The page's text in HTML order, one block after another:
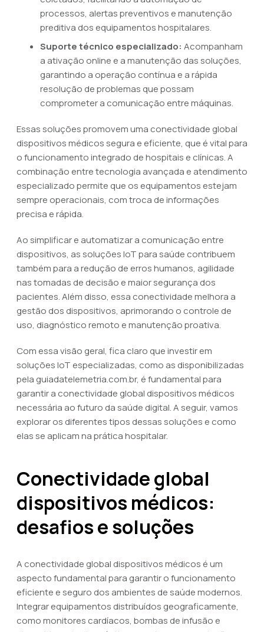
processos, alertas preventivos e manutenção
preditiva dos equipamentos hospitalares.
Suporte técnico especializado: Acompanham
a ativação online e a manutenção das soluções,
garantindo a operação contínua e a rápida
resolução de problemas que possam
comprometer a comunicação entre máquinas.
Essas soluções promovem uma conectividade global
dispositivos médicos segura e eficiente, que é vital para
o funcionamento integrado de hospitais e clínicas. A
combinação entre tecnologia avançada e atendimento
especializado permite que os equipamentos estejam
sempre operacionais, com troca de informações
precisa e rápida.
Ao simplificar e automatizar a comunicação entre
dispositivos, as soluções IoT para saúde contribuem
também para a redução de erros humanos, agilidade
nas tomadas de decisão e maior segurança dos
pacientes. Além disso, essa conectividade melhora a
gestão dos dispositivos, aprimorando o controle de
uso, diagnóstico remoto e manutenção proativa.
Com essa visão geral, fica claro que investir em
soluções IoT especializadas, como as disponibilizadas
pela guiadatelemetria.com.br, é fundamental para
garantir a conectividade global dispositivos médicos
necessária ao futuro da saúde digital. A seguir, vamos
explorar os diferentes tipos dessas soluções e como
elas se aplicam na prática hospitalar.
Conectividade global
dispositivos médicos:
desafios e soluções
A conectividade global dispositivos médicos é um
aspecto fundamental para garantir o funcionamento
eficiente e seguro dos ambientes de saúde modernos.
Integrar equipamentos distribuídos geograficamente,
como monitores cardíacos, bombas de infusão e